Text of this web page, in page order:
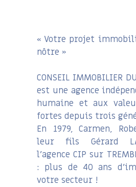
« Votre projet
nôtre »
CONSEIL IMMOBILIER
est une agence
humaine et aux
fortes depuis trois
En 1979, Carmen,
leur fils Gérard
l’agence CIP sur
: plus de 40 ans
votre secteur !